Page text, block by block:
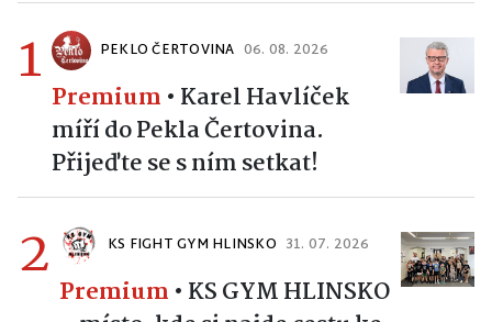
1 PEKLO ČERTOVINA 06. 08. 2026
Premium • Karel Havlíček
míří do Pekla Čertovina.
Přijeďte se s ním setkat!
2 KS FIGHT GYM HLINSKO 31. 07. 2026
Premium • KS GYM HLINSKO